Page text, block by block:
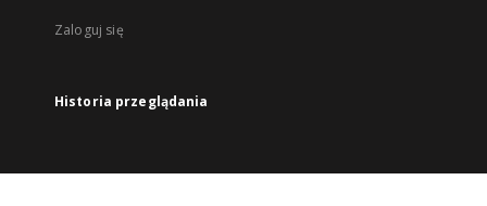
Zaloguj się
Historia przeglądania